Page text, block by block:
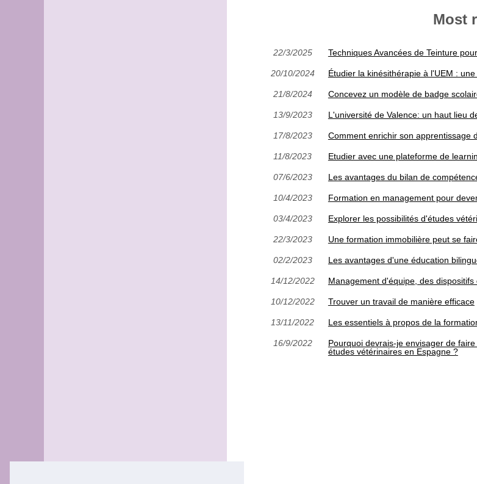
Most
22/3/2025 Techniques Avancées de Teinture
20/10/2024 Étudier la kinésithérapie à l'UEM :
21/8/2024 Concevez un modèle de badge
13/9/2023 L'université de Valence: un haut lieu
17/8/2023 Comment enrichir son apprentissage
11/8/2023 Etudier avec une plateforme de
07/6/2023 Les avantages du bilan de
10/4/2023 Formation en management pour
03/4/2023 Explorer les possibilités d'études
22/3/2023 Une formation immobilière peut se
02/2/2023 Les avantages d'une éducation
14/12/2022 Management d'équipe, des dispositifs
10/12/2022 Trouver un travail de manière efficace
13/11/2022 Les essentiels à propos de la
16/9/2022
Pourquoi devrais-je envisager de
études vétérinaires en Espagne ?